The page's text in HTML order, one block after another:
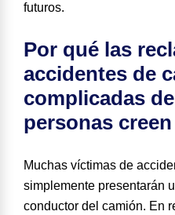
futuros.
Por qué las
accidentes de
complicadas
personas creen
Muchas víctimas de
simplemente presentarán
conductor del camión. En